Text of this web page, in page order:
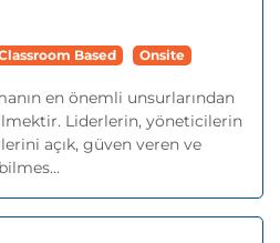
Based Onsite
en önemli unsurlarından
Liderlerin, yöneticilerin
açık, güven veren ve